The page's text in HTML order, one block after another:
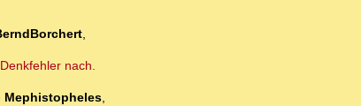
,
nach.
Mephistopheles,